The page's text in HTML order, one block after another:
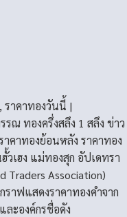
ราคาทองวันนี้ |
ณ ทองครึ่งสลึง 1 สลึง ข่าว
คาทองย้อนหลัง ราคาทอง
วเฮง แม่ทองสุก อัปเดทรา
Traders Association)
าฟแสดงราคาทองคำจาก
ะองค์กรชื่อดัง